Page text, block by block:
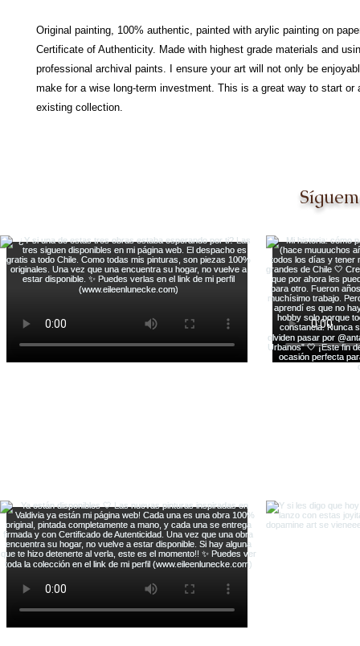
Original painting, 100% authentic, painted with arylic painting on
Certificate of Authenticity. Made with highest grade materials and
professional archival paints. I ensure your art will not only be
make for a wise long-term investment. This is a great way to start or
existing collection.